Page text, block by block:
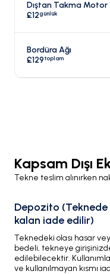
Dıştan Takma Motor
£12günlük
Bordüra Ağı
£129toplam
Kapsam Dışı
Tekne teslim alınırken
Depozito
kalan iade edilir)
Teknedeki olası hasar
bedeli, tekneye
edilebilecektir.
ve kullanılmayan kısmı